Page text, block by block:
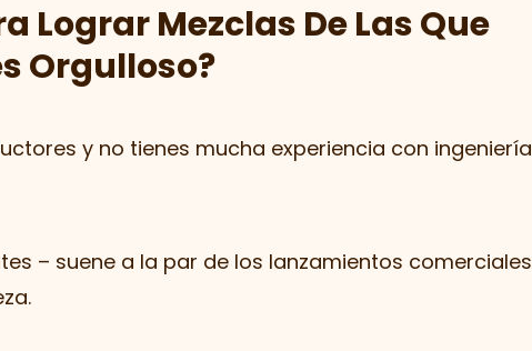
Lograr Mezclas De Las Que
Orgulloso?
y no tienes mucha experiencia con ingeniería
– suene a la par de los lanzamientos comerciales